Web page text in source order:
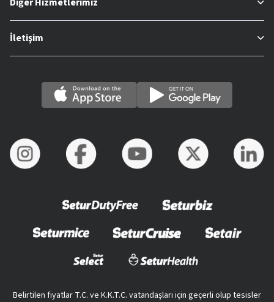
İletişim
Belirtilen fiyatlar T.C. ve K.K.T.C. vatandaşları için geçerli olup tesisler